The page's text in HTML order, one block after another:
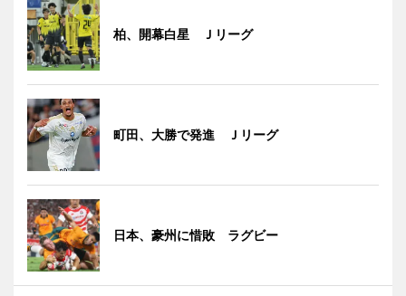
柏、開幕白星 Ｊリーグ
町田、大勝で発進 Ｊリーグ
日本、豪州に惜敗 ラグビー